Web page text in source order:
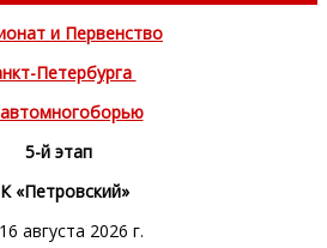
и Первенство
Петербурга
5-й этап
«Петровский»
августа 2026 г.